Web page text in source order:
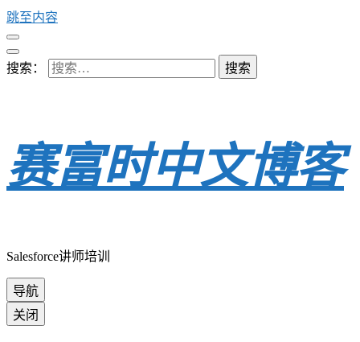
跳至内容
搜索：
赛富时中文博客
Salesforce讲师培训
导航
关闭